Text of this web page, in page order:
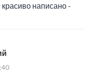
написано -